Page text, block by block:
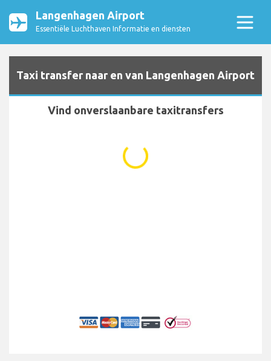
Langenhagen Airport
Essentiële Luchthaven Informatie en diensten
Taxi transfer naar en van Langenhagen Airport
Vind onverslaanbare taxitransfers
...